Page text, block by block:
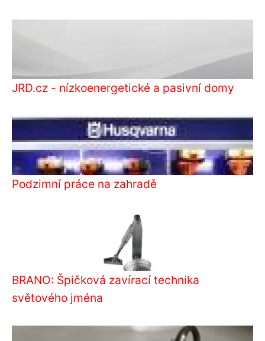
JRD.cz - nízkoenergetické a pasivní domy
Podzimní práce na zahradě
BRANO: Špičková zavírací technika
světového jména